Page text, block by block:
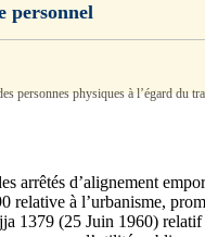
personnel
personnes physiques à l’égard du
arrêtés d’alignement
à l’urbanisme,
1379 (25 Juin 1960) relatif